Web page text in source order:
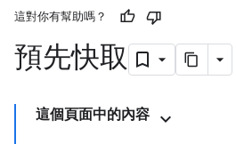
這對你有幫助嗎？
預先快取
這個頁面中的內容